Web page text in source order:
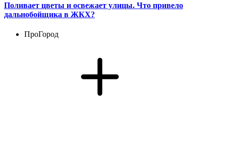
Поливает цветы и освежает улицы. Что привело
дальнобойщика в ЖКХ?
ПроГород